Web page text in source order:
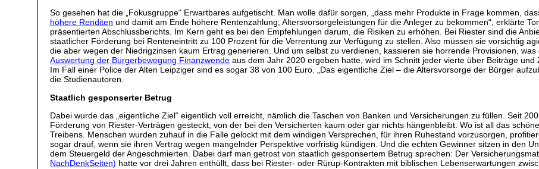
So gesehen hat die „Fokusgruppe“ Erwartbares aufgetischt. Man wolle dafür sorgen, „dass mehr Produkte in Frage kommen,
höhere Renditen und damit am Ende höhere Rentenzahlung, Altersvorsorgeleistungen für die Anleger zu bekommen“, erklärte
präsentierten Abschlussberichts. Im Kern geht es bei den Empfehlungen darum, die Risiken zu erhöhen. Bei Riester sind die
staatlicher Förderung bei Renteneintritt zu 100 Prozent für die Verrentung zur Verfügung zu stellen. Also müssen sie vorsichtig
die aber wegen der Niedrigzinsen kaum Ertrag generieren. Und um selbst zu verdienen, kassieren sie horrende Provisionen,
Auswertung der Bürgerbewegung Finanzwende aus dem Jahr 2020 ergeben hatte, wird im Schnitt jeder vierte über Beiträge
Im Fall einer Police der Alten Leipziger sind es sogar 38 von 100 Euro. „Das eigentliche Ziel – die Altersvorsorge der Bürger
die Studienautoren.
Staatlich gesponserter Betrug
Dabei wurde das „eigentliche Ziel“ eigentlich voll erreicht, nämlich die Taschen von Banken und Versicherungen zu füllen. Seit
Förderung von Riester-Verträgen gesteckt, von der bei den Versicherten kaum oder gar nichts hängenbleibt. Wo ist all das
Treibens. Menschen wurden zuhauf in die Falle gelockt mit dem windigen Versprechen, für ihren Ruhestand vorzusorgen,
sogar drauf, wenn sie ihren Vertrag wegen mangelnder Perspektive vorfristig kündigen. Und die echten Gewinner sitzen in den
dem Steuergeld der Angeschmierten. Dabei darf man getrost von staatlich gesponsertem Betrug sprechen: Der
NachDenkSeiten) hatte vor drei Jahren enthüllt, dass bei Riester- oder Rürup-Kontrakten mit biblischen Lebenserwartungen